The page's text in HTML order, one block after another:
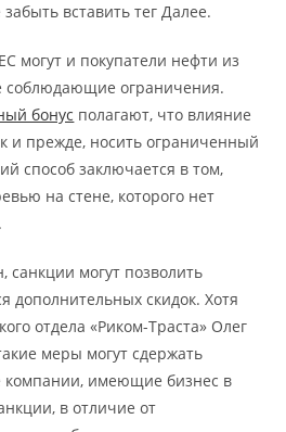
вставить тег Далее.
могут и покупатели нефти из
соблюдающие ограничения.
бонус полагают, что влияние
и прежде, носить ограниченный
способ заключается в том,
на стене, которого нет
санкции могут позволить
дополнительных скидок. Хотя
отдела «Риком-Траста» Олег
меры могут сдержать
компании, имеющие бизнес в
в отличие от